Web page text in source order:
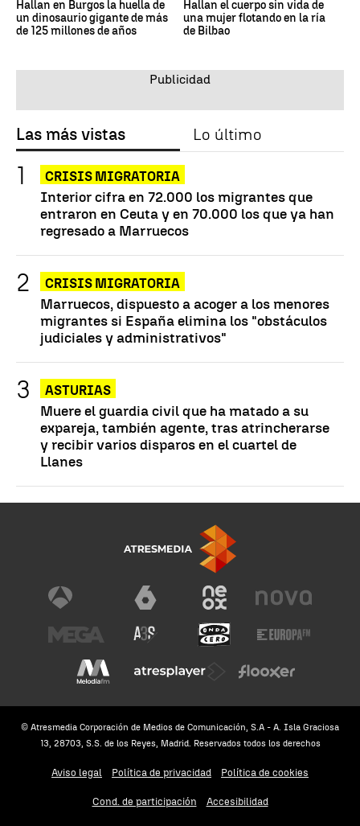
Hallan en Burgos la huella de
un dinosaurio gigante de más
de 125 millones de años
Hallan el cuerpo sin vida de
una mujer flotando en la ría
de Bilbao
Las más vistas Lo último
CRISIS MIGRATORIA
Interior cifra en 72.000 los migrantes que
entraron en Ceuta y en 70.000 los que ya han
regresado a Marruecos
CRISIS MIGRATORIA
Marruecos, dispuesto a acoger a los menores
migrantes si España elimina los "obstáculos
judiciales y administrativos"
ASTURIAS
Muere el guardia civil que ha matado a su
expareja, también agente, tras atrincherarse
y recibir varios disparos en el cuartel de
Llanes
© Atresmedia Corporación de Medios de Comunicación, S.A - A. Isla Graciosa
13, 28703, S.S. de los Reyes, Madrid. Reservados todos los derechos
Aviso legal Política de privacidad Política de cookies
Cond. de participación Accesibilidad